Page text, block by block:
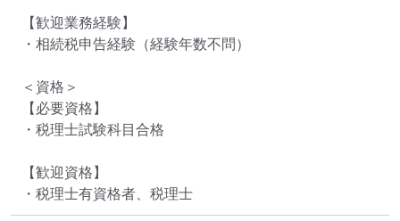
【歓迎業務経験】
・相続税申告経験（経験年数不問）
＜資格＞
【必要資格】
・税理士試験科目合格
【歓迎資格】
・税理士有資格者、税理士